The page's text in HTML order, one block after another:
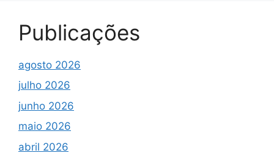
Publicações
agosto 2026
julho 2026
junho 2026
maio 2026
abril 2026